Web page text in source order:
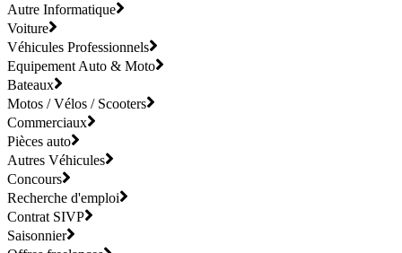
Autre Informatique
Voiture
Véhicules Professionnels
Equipement Auto & Moto
Bateaux
Motos / Vélos / Scooters
Commerciaux
Pièces auto
Autres Véhicules
Concours
Recherche d'emploi
Contrat SIVP
Saisonnier